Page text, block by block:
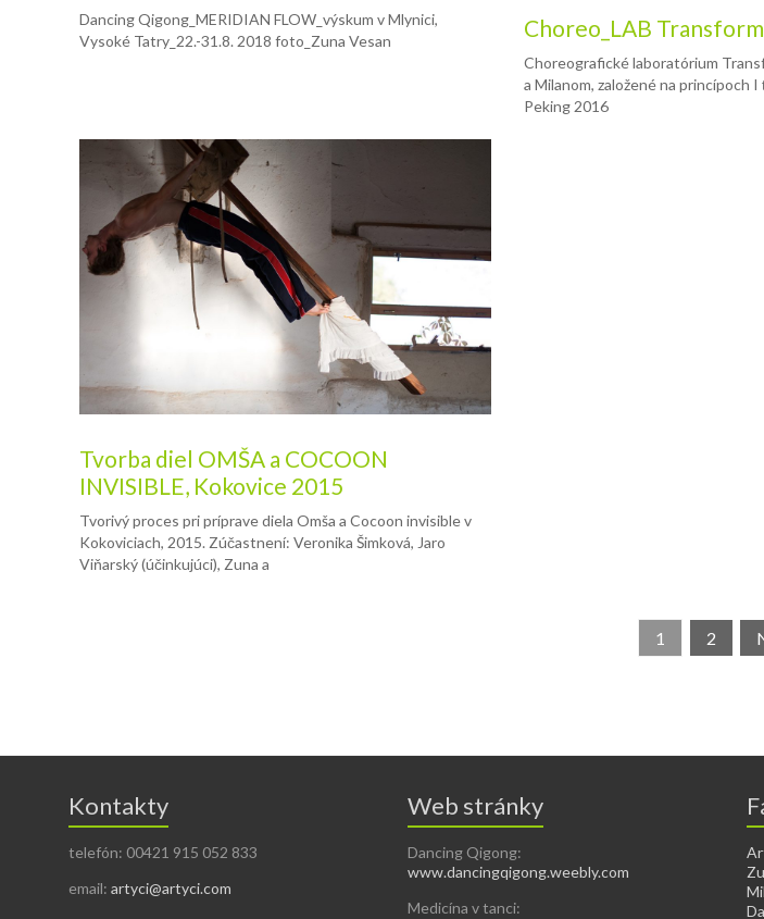
Dancing Qigong_MERIDIAN FLOW_výskum v Mlynici,
Vysoké Tatry_22.-31.8. 2018 foto_Zuna Vesan
Choreo_LAB
Choreografické laboratórium
a Milanom, založené na princípoch
Peking 2016
Tvorba diel OMŠA a COCOON
INVISIBLE, Kokovice 2015
Tvorivý proces pri príprave diela Omša a Cocoon invisible v
Kokoviciach, 2015. Zúčastnení: Veronika Šimková, Jaro
Viňarský (účinkujúci), Zuna a
1 2
Kontakty
telefón: 00421 915 052 833
email: artyci@artyci.com
Web stránky
Dancing Qigong:
www.dancingqigong.weebly.com
Medicína v tanci: